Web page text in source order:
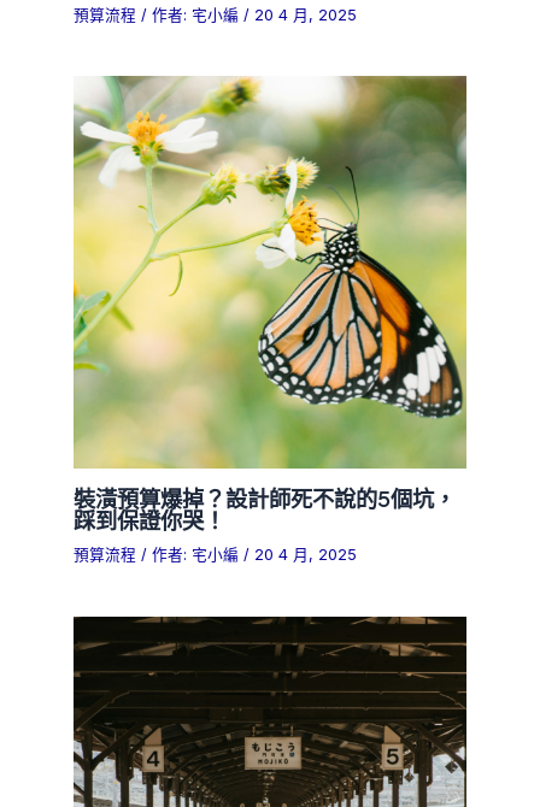
預算流程 / 作者: 宅小編 / 20 4 月, 2025
裝潢預算爆掉？設計師死不說的5個坑，
踩到保證你哭！
預算流程 / 作者: 宅小編/ 20 4 月, 2025